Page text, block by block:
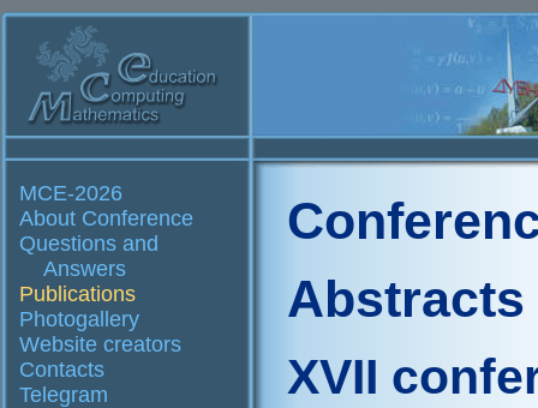
MCE-2026
About Conference
Questions and
Answers
Publications
Photogallery
Website creators
Contacts
Telegram
Abstracts
XVII